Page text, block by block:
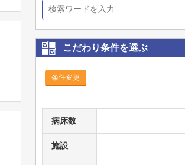
こだわり条件を選ぶ
条件変更
病床数
施設